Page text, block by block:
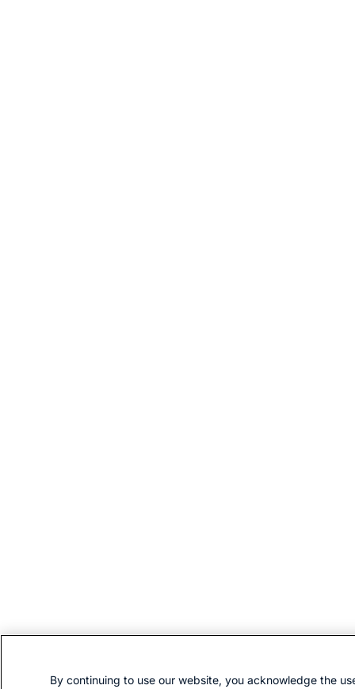
By continuing to use our website, you acknowledge the